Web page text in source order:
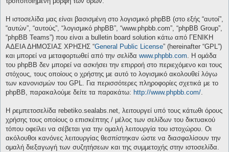
Η ιστοσελίδα μας είναι βασισμένη στο λογισμικό phpBB (στο εξής “αυτοί”,
“αυτών”, “αυτούς”, “λογισμικό phpBB”, “www.phpbb.com”, “phpBB Group”,
“phpBB Teams”) που είναι a bulletin board solution κάτω από ΓΕΝΙΚΗ
ΑΔΕΙΑ ΔΗΜΟΣΙΑΣ ΧΡΗΣΗΣ “General Public License” (hereinafter “GPL”)
και μπορεί να μεταφορτωθεί από την σελίδα www.phpbb.com. Η ομάδα
του phpBB δεν μπορεί να ασκήσει την επιρροή στο περιεχόμενο και τους
στόχους, τους οποίους ο χρήστης με αυτό το λογισμικό ακολουθεί λόγω
των κανονισμών του GPL. Για περισσότερες πληροφορίες σχετικά με το
phpBB, παρακαλούμε δείτε τα παρακάτω: http://www.phpbb.com/.
Η ρεμπετοσελίδα rebetiko.sealabs.net, λειτουργεί υπό τους κάτωθι όρους
χρήσης τους οποίους ο επισκέπτης / μέλος των σελίδων του δικτυακού
τόπου οφείλει να σέβεται για την ομαλή λειτουργία του ιστοχώρου. Οι
ακόλουθοι κανόνες λειτουργίας θεσπίστηκαν ώστε να διασφαλίσουν την
ομαλή διεξαγωγή των συζητήσεων και της συμμετοχής στην ιστοσελίδα.